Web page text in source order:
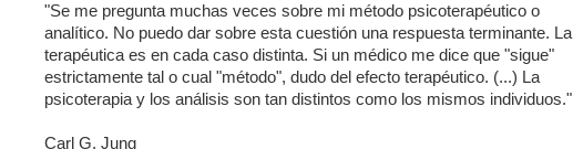
"Se me pregunta muchas veces sobre mi método psicoterapéutico o
analítico. No puedo dar sobre esta cuestión una respuesta terminante. La
terapéutica es en cada caso distinta. Si un médico me dice que "sigue"
estrictamente tal o cual "método", dudo del efecto terapéutico. (...) La
psicoterapia y los análisis son tan distintos como los mismos individuos."
Carl G. Jung